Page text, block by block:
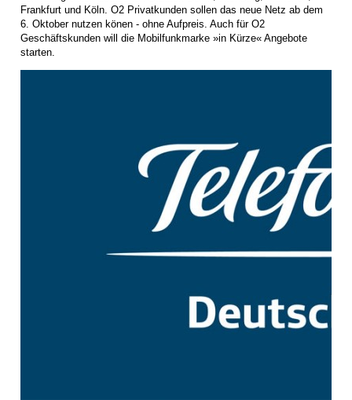
Frankfurt und Köln. O2 Privatkunden sollen das neue Netz ab dem
6. Oktober nutzen könen - ohne Aufpreis. Auch für O2
Geschäftskunden will die Mobilfunkmarke »in Kürze« Angebote
starten.